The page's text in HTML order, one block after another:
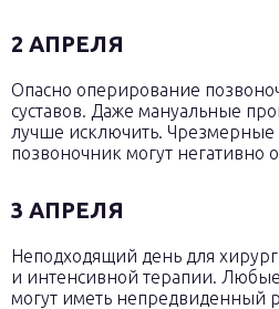
2 АПРЕЛЯ
Опасно оперирование
суставов. Даже мануальные
лучше исключить. Чрезмерные
позвоночник могут негативно
3 АПРЕЛЯ
Неподходящий день для
и интенсивной терапии.
могут иметь непредвиденный